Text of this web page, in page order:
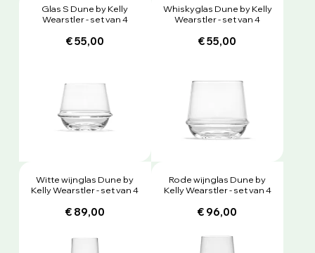
Glas S Dune by Kelly
Wearstler - set van 4
€ 55,00
Whiskyglas Dune by Kelly
Wearstler - set van 4
€ 55,00
Witte wijnglas Dune by
Kelly Wearstler - set van 4
€ 89,00
Rode wijnglas Dune by
Kelly Wearstler - set van 4
€ 96,00